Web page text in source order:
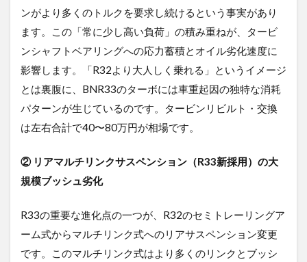
ンがより多くのトルクを要求し続けるという事実があり
ます。この「常に少し高い負荷」の積み重ねが、タービ
ンシャフトベアリングへの応力蓄積とオイル劣化速度に
影響します。「R32より大人しく乗れる」というイメージ
とは裏腹に、BNR33のターボには車重起因の独特な消耗
パターンが生じているのです。タービンリビルト・交換
は左右合計で40〜80万円が相場です。
② リアマルチリンクサスペンション（R33新採用）の大
規模ブッシュ劣化
R33の重要な進化点の一つが、R32のセミトレーリングア
ーム式からマルチリンク式へのリアサスペンション変更
です。このマルチリンク式はより多くのリンクとブッシ